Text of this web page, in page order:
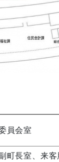
員会室
長室、来